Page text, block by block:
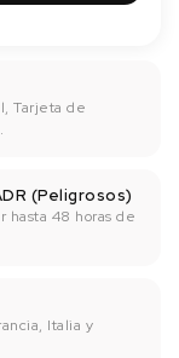
Tarjeta de
(Peligrosos)
hasta 48 horas de
Italia y